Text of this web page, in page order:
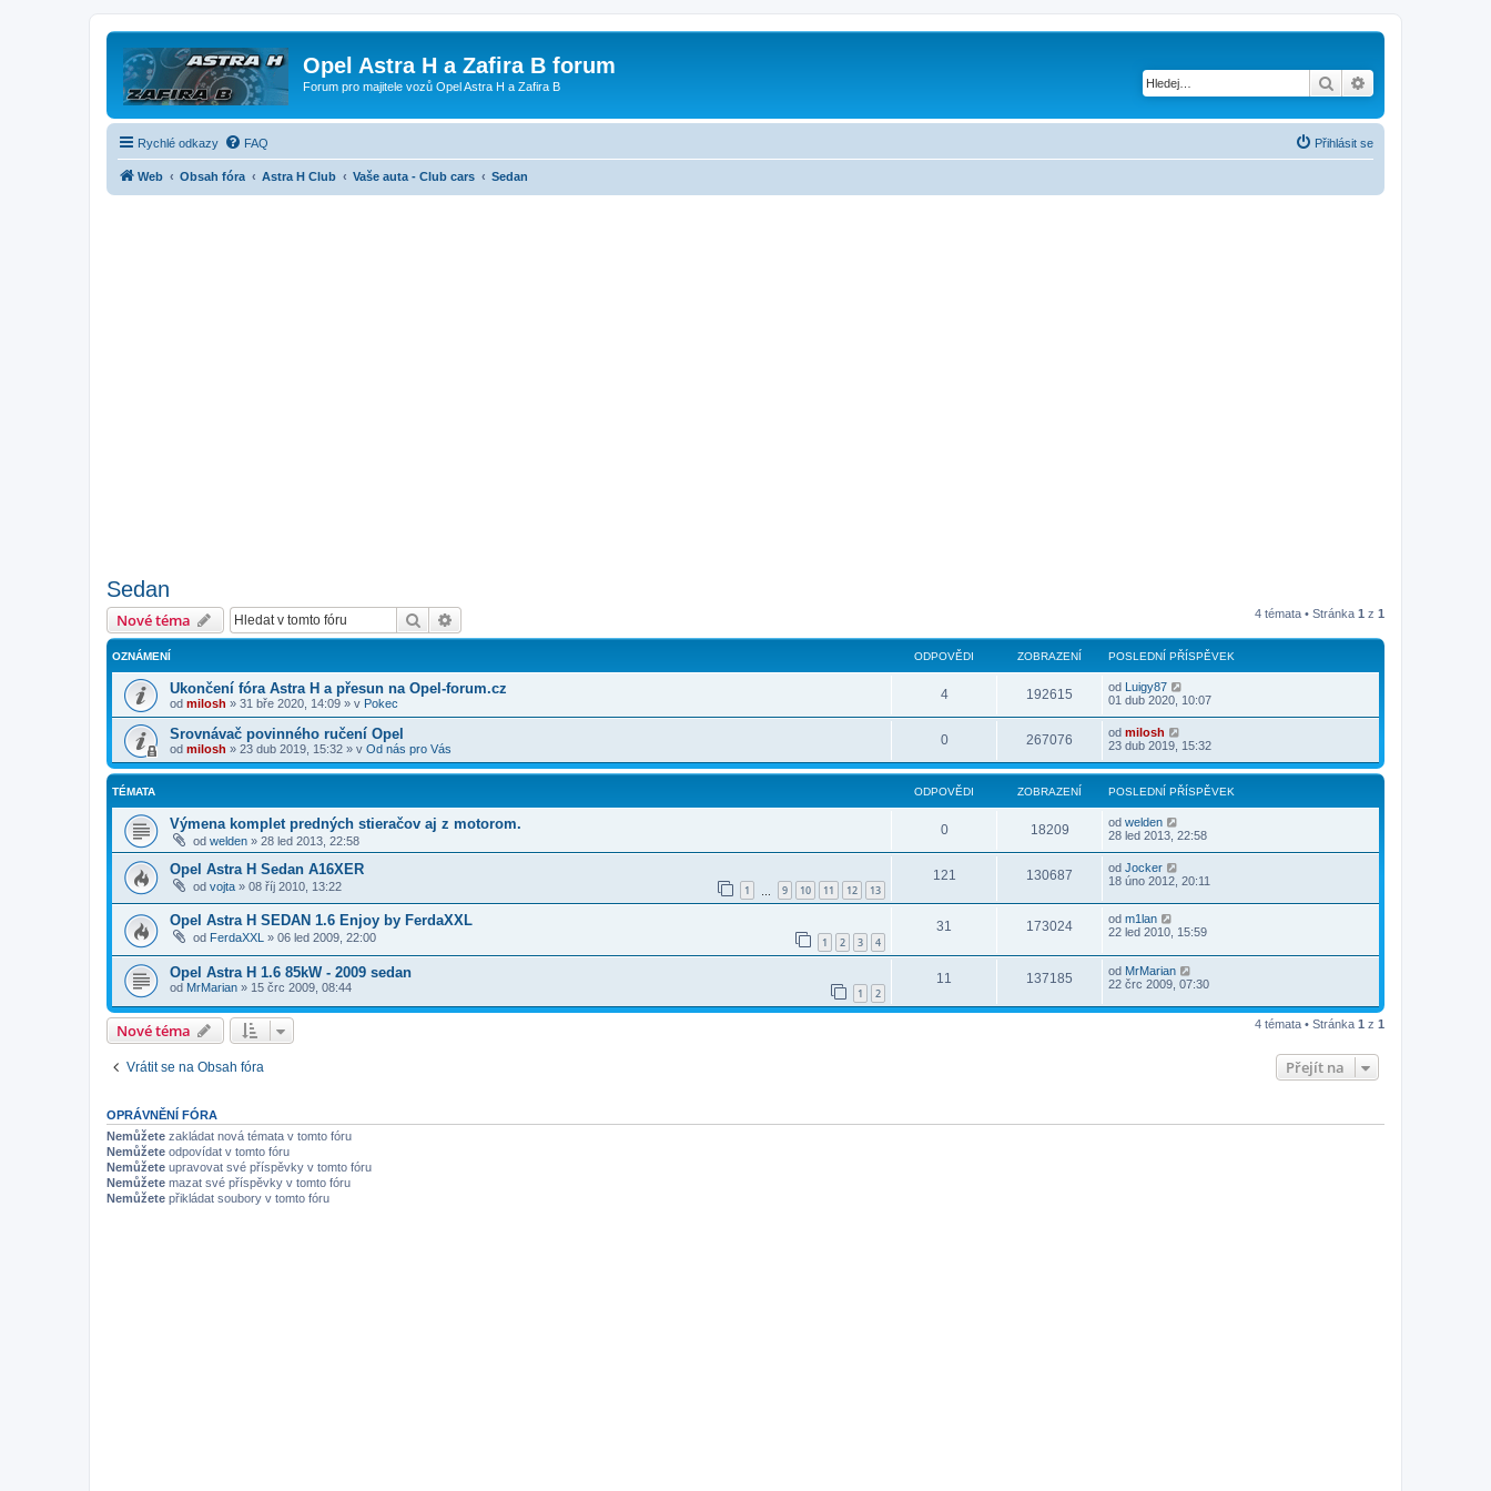
Opel Astra H a Zafira B forum
Forum pro majitele vozů Opel Astra H a Zafira B Hledat
Rychlé odkazy FAQ Přihlásit se
Web Obsah fóra Astra H Club Vaše auta - Club cars Sedan
Sedan
Nové téma Hledat 4 témata • Stránka 1 z 1
OZNÁMENÍ ODPOVĚDI ZOBRAZENÍ POSLEDNÍ PŘÍSPĚVEK
Ukončení fóra Astra H a přesun na Opel-forum.cz
od milosh » 31 bře 2020, 14:09 » v Pokec
4 192615 od Luigy87
01 dub 2020, 10:07
Srovnávač povinného ručení Opel
od milosh » 23 dub 2019, 15:32 » v Od nás pro Vás
0 267076 od milosh
23 dub 2019, 15:32
TÉMATA ODPOVĚDI ZOBRAZENÍ POSLEDNÍ PŘÍSPĚVEK
Výmena komplet predných stieračov aj z motorom.
od welden » 28 led 2013, 22:58
0 18209 od welden
28 led 2013, 22:58
Opel Astra H Sedan A16XER
od vojta » 08 říj 2010, 13:22 1 9 10 11 12 13
121 130687 od Jocker
18 úno 2012, 20:11
Opel Astra H SEDAN 1.6 Enjoy by FerdaXXL
od FerdaXXL » 06 led 2009, 22:00 1 2 3 4
31 173024 od m1lan
22 led 2010, 15:59
Opel Astra H 1.6 85kW - 2009 sedan
od MrMarian » 15 črc 2009, 08:44 1 2
11 137185 od MrMarian
22 črc 2009, 07:30
Nové téma 4 témata • Stránka 1 z 1
Vrátit se na Obsah fóra Přejít na
OPRÁVNĚNÍ FÓRA
Nemůžete zakládat nová témata v tomto fóru
Nemůžete odpovídat v tomto fóru
Nemůžete upravovat své příspěvky v tomto fóru
Nemůžete mazat své příspěvky v tomto fóru
Nemůžete přikládat soubory v tomto fóru